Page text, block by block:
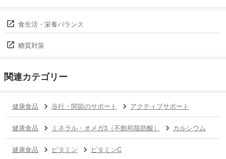
食生活・栄養バランス
糖質対策
関連カテゴリー
健康食品 歩行・関節のサポート アクティブサポート
健康食品 ミネラル・オメガ3（不飽和脂肪酸） カルシウム
健康食品 ビタミン ビタミンC